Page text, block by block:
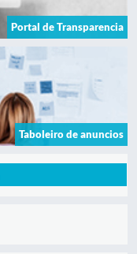
Portal de Transparencia
Taboleiro de anuncios